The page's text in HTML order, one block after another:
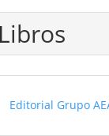
Libros
Editorial Grupo